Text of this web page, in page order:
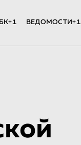
ВЕДОМОСТИ+1